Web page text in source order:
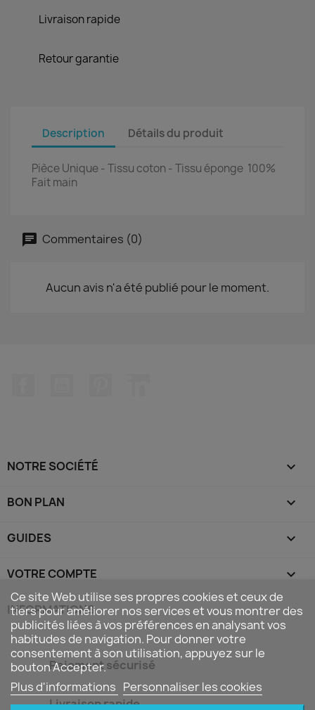
Livraison rapide
Retour garantie
Description Détails du produit
Pièce Unique - Tissu coton - Tissu éponge 100%
Fait main
Commentaires (0)
Aucun avis n'a été publié pour le moment.
NOTRE SOCIÉTÉ 
BON PLAN 
GUIDES 
VOTRE COMPTE 
INFORMATIONS keyboard_arrow_down
Ce site Web utilise ses propres cookies et ceux de
tiers pour améliorer nos services et vous montrer des
publicités liées à vos préférences en analysant vos
habitudes de navigation. Pour donner votre
consentement à son utilisation, appuyez sur le
bouton Accepter.
Plus d'informations Personnaliser les cookies
Paiement sécurisé
Livraison rapide